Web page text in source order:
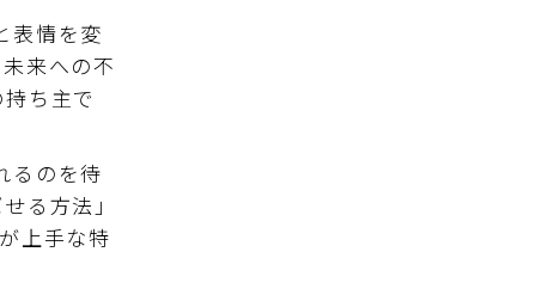
表情を変
来への不
ち主で
るのを待
る方法」
上手な特